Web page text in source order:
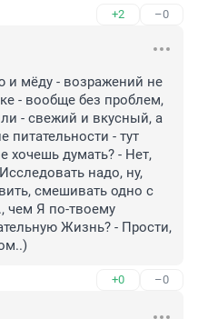
+2 –0
и мёду - возражений не
- вообще без проблем,
- свежий и вкусный, а
питательности - тут
хочешь думать? - Нет,
надо, ну,
смешивать одно с
чем Я по-твоему
Жизнь? - Прости,
+0 –0